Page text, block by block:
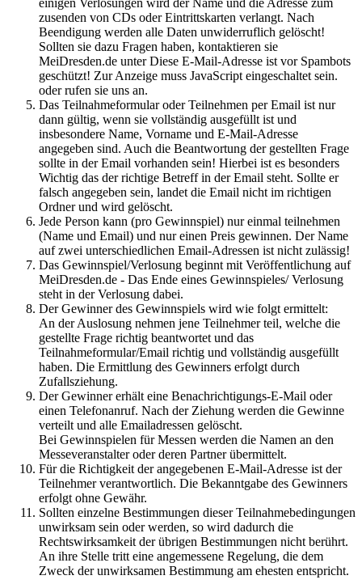
zusenden von CDs oder Eintrittskarten verlangt. Nach
Beendigung werden alle Daten unwiderruflich gelöscht!
Sollten sie dazu Fragen haben, kontaktieren sie
MeiDresden.de unterDiese E-Mail-Adresse ist vor Spambots
geschützt! Zur Anzeige muss JavaScript eingeschaltet sein.
oder rufen sie uns an.
Das Teilnahmeformular oder Teilnehmen per Email ist nur
dann gültig, wenn sie vollständig ausgefüllt ist und
insbesondere Name, Vorname und E-Mail-Adresse
angegeben sind. Auch die Beantwortung der gestellten Frage
sollte in der Email vorhanden sein! Hierbei ist es besonders
Wichtig das der richtige Betreff in der Email steht. Sollte er
falsch angegeben sein, landet die Email nicht im richtigen
Ordner und wird gelöscht.
Jede Person kann (pro Gewinnspiel) nur einmal teilnehmen
(Name und Email) und nur einen Preis gewinnen. Der Name
auf zwei unterschiedlichen Email-Adressen ist nicht zulässig!
Das Gewinnspiel/Verlosung beginnt mit Veröffentlichung auf
MeiDresden.de - Das Ende eines Gewinnspieles/ Verlosung
steht in der Verlosung dabei.
Der Gewinner des Gewinnspiels wird wie folgt ermittelt:
An der Auslosung nehmen jene Teilnehmer teil, welche die
gestellte Frage richtig beantwortet und das
Teilnahmeformular/Email richtig und vollständig ausgefüllt
haben. Die Ermittlung des Gewinners erfolgt durch
Zufallsziehung.
Der Gewinner erhält eine Benachrichtigungs-E-Mail oder
einen Telefonanruf. Nach der Ziehung werden die Gewinne
verteilt und alle Emailadressen gelöscht.
Bei Gewinnspielen für Messen werden die Namen an den
Messeveranstalter oder deren Partner übermittelt.
Für die Richtigkeit der angegebenen E-Mail-Adresse ist der
Teilnehmer verantwortlich. Die Bekanntgabe des Gewinners
erfolgt ohne Gewähr.
Sollten einzelne Bestimmungen dieser Teilnahmebedingungen
unwirksam sein oder werden, so wird dadurch die
Rechtswirksamkeit der übrigen Bestimmungen nicht berührt.
An ihre Stelle tritt eine angemessene Regelung, die dem
Zweck der unwirksamen Bestimmung am ehesten entspricht.